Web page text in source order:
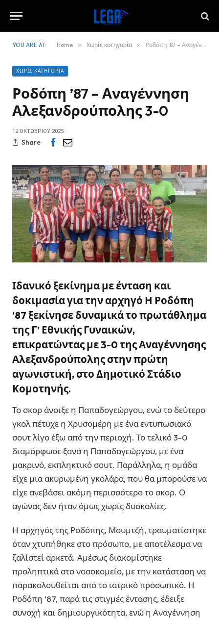
YOU ARE AT: Home » Χωρίς κατηγορία » Ροδόπη ’87 – Αναγέννηση Αλεξανδρούπολης 3-0
ΧΩΡΊΣ ΚΑΤΗΓΟΡΊΑ
Ροδόπη ’87 – Αναγέννηση
Αλεξανδρούπολης 3-0
12 ΟΚΤΩΒΡΊΟΥ 2025
Share
Ιδανικό ξεκίνημα με ένταση και
δοκιμασία για την αρχηγό Η Ροδόπη
’87 ξεκίνησε δυναμικά το πρωτάθλημα
της Γ’ Εθνικής Γυναικών,
επικρατώντας με 3-0 της Αναγέννησης
Αλεξανδρούπολης στην πρώτη
αγωνιστική, στο Δημοτικό Στάδιο
Κομοτηνής.
Το σκορ άνοιξε η Παπαδογεώργου, ενώ το δεύτερο
γκολ πέτυχε η Χρυσομέρη με ένα εντυπωσιακό
σουτ λίγο έξω από την περιοχή. Το τελικό 3-0
διαμόρφωσε ξανά η Παπαδογεώργου, με ένα
μακρινό, εκπληκτικό σουτ. Παράλληλα, η ομάδα
είχε μια ακυρωμένη γκολάρα, που θα μπορούσε να
είχε ανεβάσει ακόμη περισσότερο το σκορ. Ο
αγώνας δεν ήταν όμως χωρίς δυσκολίες.
Η αρχηγός της Ροδόπης, Μουμτζή, τραυματίστηκε
όταν χτυπήθηκε στο πρόσωπο, με αποτέλεσμα να
ζαλίστεί αρκετά. Αμέσως διακομίστηκε
προληπτικά στο νοσοκομείο, με την κατάσταση να
παρακολουθείται από το ιατρικό προσωπικό. Η
Ροδόπη ’87, παρά τις στιγμές έντασης, έδειξε
συνοχή και δημιουργικότητα, ενώ η Αναγέννηση